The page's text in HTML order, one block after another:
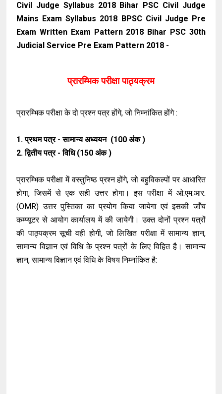
Civil Judge Syllabus 2018 Bihar PSC Civil Judge
Mains Exam Syllabus 2018 BPSC Civil Judge Pre
Exam Written Exam Pattern 2018 Bihar PSC 30th
Judicial Service Pre Exam Pattern 2018 -
प्रारम्भिक परीक्षापाठ्यक्रम
प्रारम्भिक परीक्षा के दो प्रश्न पत्र होंगे, जो निम्नांकित होंगे :
1. प्रथम पत्र - सामान्य अध्ययन (100 अंक )
2. द्वितीय पत्र - विधि (150 अंक )
प्रारम्भिक परीक्षा में वस्तुनिष्ठ प्रश्न होंगे, जो बहुविकल्पों पर आधारित
होगा, जिसमें से एक सही उत्तर होगा। इस परीक्षा में ओ.एम.आर.
(OMR) उत्तर पुस्तिका का प्रयोग किया जायेगा एवं इसकी जाँच
कम्प्यूटर से आयोग कार्यालय में की जायेगी। उक्त दोनों प्रश्न पत्रों
की पाठ्यक्रम सूची वही होगी, जो लिखित परीक्षा में सामान्य ज्ञान,
सामान्य विज्ञान एवं विधि के प्रश्न पत्रों के लिए विहित है। सामान्य
ज्ञान, सामान्य विज्ञान एवं विधि के विषय निम्नांकित है: